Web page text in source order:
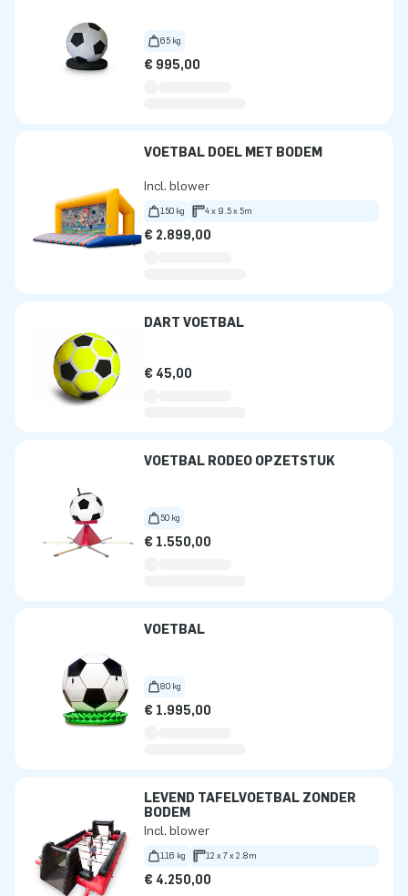
65 kg
€ 995,00
VOETBAL DOEL MET BODEM
Incl. blower
150 kg 4 x 9.5 x 5m
€ 2.899,00
DART VOETBAL
€ 45,00
VOETBAL RODEO OPZETSTUK
50 kg
€ 1.550,00
VOETBAL
80 kg
€ 1.995,00
LEVEND TAFELVOETBAL ZONDER
BODEM
Incl. blower
116 kg 12 x 7 x 2.8m
€ 4.250,00